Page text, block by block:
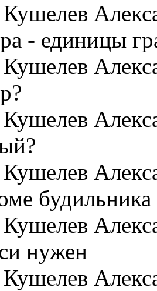
- единицы
будильника
нужен